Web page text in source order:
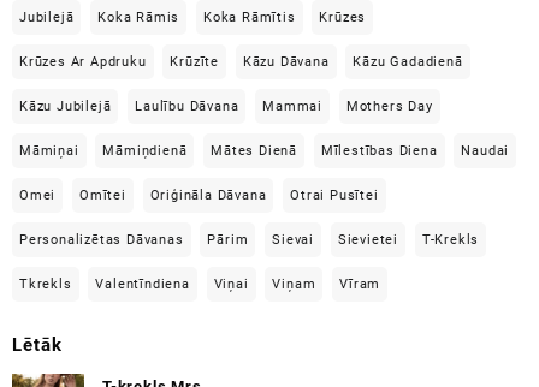
Jubilejā Koka Rāmis Koka Rāmītis Krūzes
Krūzes Ar Apdruku Krūzīte Kāzu Dāvana Kāzu Gadadienā
Kāzu Jubilejā Laulību Dāvana Mammai Mothers Day
Māmiņai Māmiņdienā Mātes Dienā Mīlestības Diena Naudai
Omei Omītei Oriģināla Dāvana Otrai Pusītei
Personalizētas Dāvanas Pārim Sievai Sievietei T-Krekls
Tkrekls Valentīndiena Viņai Viņam Vīram
Lētāk